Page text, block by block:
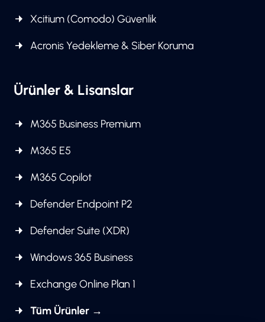
Xcitium (Comodo) Güvenlik
Acronis Yedekleme & Siber Koruma
Ürünler & Lisanslar
M365 Business Premium
M365 E5
M365 Copilot
Defender Endpoint P2
Defender Suite (XDR)
Windows 365 Business
Exchange Online Plan 1
Tüm Ürünler →